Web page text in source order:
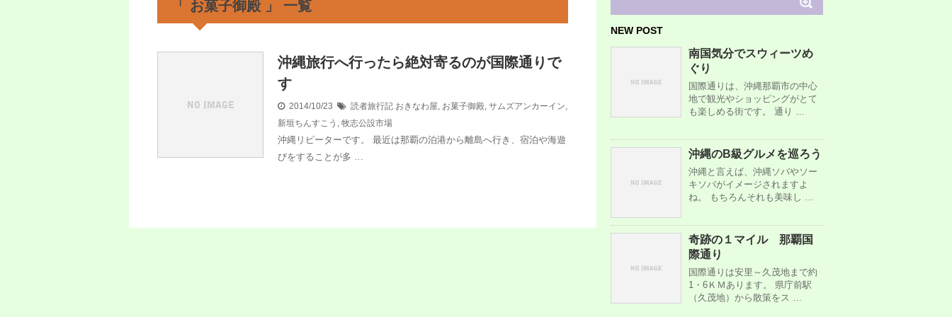
「 お菓子御殿 」 一覧
沖縄旅行へ行ったら絶対寄るのが国際通りで
す
2014/10/23 読者旅行記 おきなわ屋, お菓子御殿, サムズアンカーイン,
新垣ちんすこう , 牧志公設市場
沖縄リピーターです。 最近は那覇の泊港から離島へ行き、宿泊や海遊
びをすることが多 …
NEW POST
南国気分でスウィーツめ
ぐり
国際通りは、沖縄那覇市の中心
地で観光やショッピングがとて
も楽しめる街です。 通り …
沖縄のB級グルメを巡ろう
沖縄と言えば、沖縄ソバやソー
キソバがイメージされますよ
ね。 もちろんそれも美味し …
奇跡の１マイル 那覇国
際通り
国際通りは安里～久茂地まで約
1・6ＫＭあります。 県庁前駅
（久茂地）から散策をス …